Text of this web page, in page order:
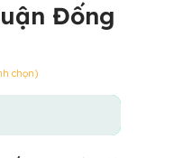
Đống
chọn)